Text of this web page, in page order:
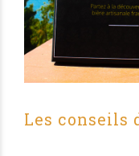
Les conseils